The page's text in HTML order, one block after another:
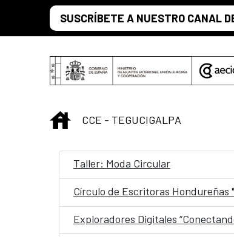
Saltar al contenido principal
SUSCRÍBETE A NUESTRO CANAL
INICIO
CCE - TEGUCIGALPA
Taller: Moda Circular
Círculo de Escritoras Hondureñas
Exploradores Digitales